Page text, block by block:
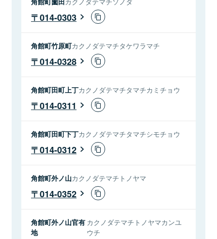
014-0303
角館町竹原町カクノダテマチタケワラマチ
014-0328
角館町田町上丁カクノダテマチタマチカミチョウ
014-0311
角館町田町下丁カクノダテマチタマチシモチョウ
014-0312
角館町外ノ山カクノダテマチトノヤマ
014-0352
角館町外ノ山官有
地
カクノダテマチトノヤマカンユ
ウチ